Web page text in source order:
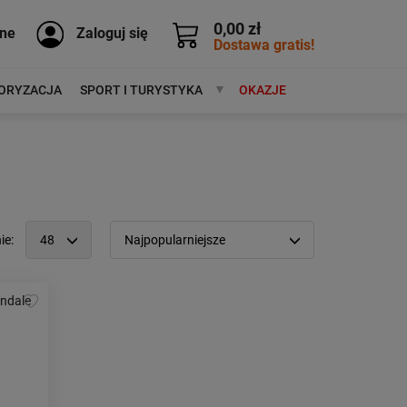
0,00 zł
Dostawa gratis!
Zaloguj się
SPORT I TURYSTYKA MARKIOKAZJE
48 Najpopularniejsze